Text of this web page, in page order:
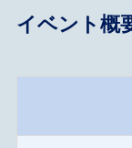
イベント概